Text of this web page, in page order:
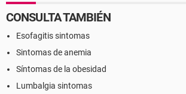
CONSULTA TAMBIÉN
Esofagitis sintomas
Sintomas de anemia
Síntomas de la obesidad
Lumbalgia sintomas